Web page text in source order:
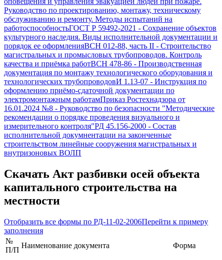
Руководство по проектированию, монтажу, техническому
обслуживанию и ремонту. Методы испытаний на
работоспособностьГОСТ Р 59492-2021 - Сохранение объектов
культурного наследия. Виды исполнительной документации и
порядок ее оформленияВСН 012-88, часть II - Строительство
магистральных и промысловых трубопроводов. Контроль
качества и приёмка работВСН 478-86 - Производственная
документация по монтажу технологического оборудования и
технологических трубопроводовИ 1.13-07 - Инструкция по
оформлению приёмо-сдаточной документации по
электромонтажным работамПриказ Ростехнадзора от
16.01.2024 №8 - Руководство по безопасности "Методические
рекомендации о порядке проведения визуального и
измерительного контроля"РД 45.156-2000 - Состав
исполнительной докумнентации на законченные
строительством линейные сооружения магистральных и
внутризоновых ВОЛП
Скачать Акт разбивки осей объекта
капитального строительства на
местности
Отобразить все формы по РД-11-02-2006Перейти к примеру
заполнения
№
П/П
Наименование документа Форма